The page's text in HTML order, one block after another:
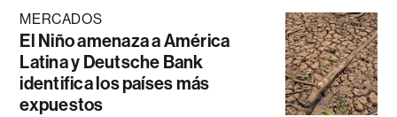
MERCADOS
El Niño amenaza a América
Latina y Deutsche Bank
identifica los países más
expuestos